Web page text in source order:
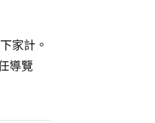
家計。
導覽